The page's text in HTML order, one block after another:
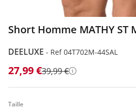
Short Homme MATHY ST
DEELUXE - Ref 04T702M-44SAL
27,99 €39,99 € Détails
Taille